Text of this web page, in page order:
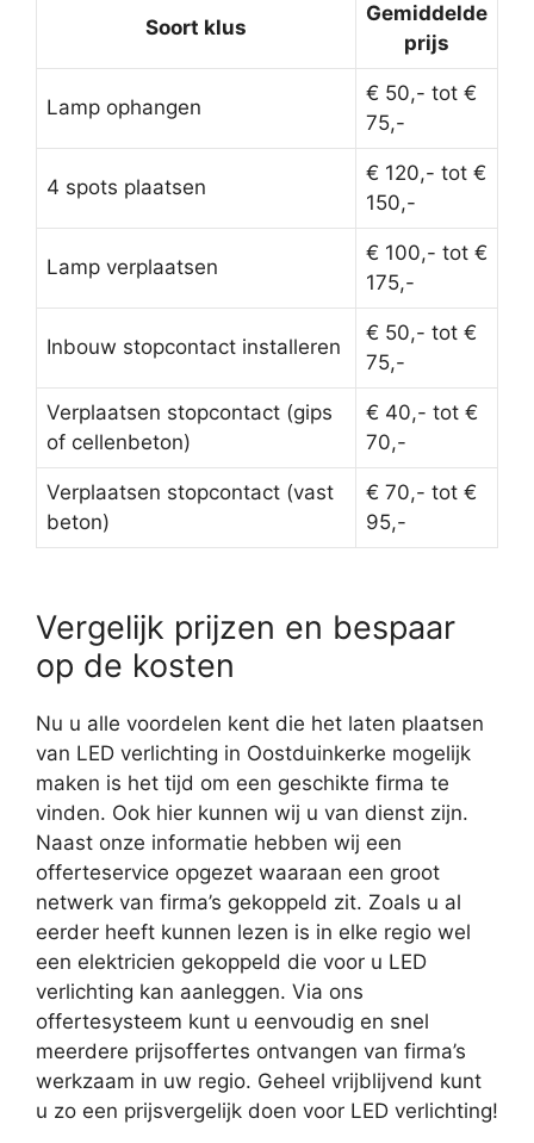
Soort klus
Gemiddelde
prijs
Lamp ophangen
€ 50,- tot €
75,-
4 spots plaatsen
€ 120,- tot €
150,-
Lamp verplaatsen
€ 100,- tot €
175,-
Inbouw stopcontact installeren
€ 50,- tot €
75,-
Verplaatsen stopcontact (gips
of cellenbeton)
€ 40,- tot €
70,-
Verplaatsen stopcontact (vast
beton)
€ 70,- tot €
95,-
Vergelijk prijzen en bespaar
op de kosten
Nu u alle voordelen kent die het laten plaatsen
van LED verlichting in Oostduinkerke mogelijk
maken is het tijd om een geschikte firma te
vinden. Ook hier kunnen wij u van dienst zijn.
Naast onze informatie hebben wij een
offerteservice opgezet waaraan een groot
netwerk van firma’s gekoppeld zit. Zoals u al
eerder heeft kunnen lezen is in elke regio wel
een elektricien gekoppeld die voor u LED
verlichting kan aanleggen. Via ons
offertesysteem kunt u eenvoudig en snel
meerdere prijsoffertes ontvangen van firma’s
werkzaam in uw regio. Geheel vrijblijvend kunt
u zo een prijsvergelijk doen voor LED verlichting!